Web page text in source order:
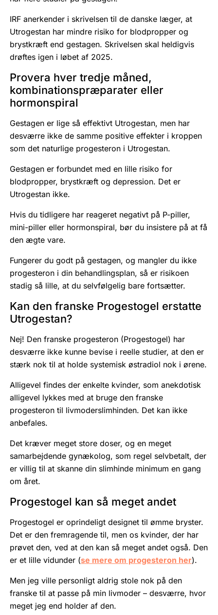
IRF anerkender i skrivelsen til de danske læger, at
Utrogestan har mindre risiko for blodpropper og
brystkræft end gestagen. Skrivelsen skal heldigvis
drøftes igen i løbet af 2025.
Provera hver tredje måned,
kombinationspræparater eller
hormonspiral
Gestagen er lige så effektivt Utrogestan, men har
desværre ikke de samme positive effekter i kroppen
som det naturlige progesteron i Utrogestan.
Gestagen er forbundet med en lille risiko for
blodpropper, brystkræft og depression. Det er
Utrogestan ikke.
Hvis du tidligere har reageret negativt på P-piller,
mini-piller eller hormonspiral, bør du insistere på at få
den ægte vare.
Fungerer du godt på gestagen, og mangler du ikke
progesteron i din behandlingsplan, så er risikoen
stadig så lille, at du selvfølgelig bare fortsætter.
Kan den franske Progestogel erstatte
Utrogestan?
Nej! Den franske progesteron (Progestogel) har
desværre ikke kunne bevise i reelle studier, at den er
stærk nok til at holde systemisk østradiol nok i ørene.
Alligevel findes der enkelte kvinder, som anekdotisk
alligevel lykkes med at bruge den franske
progesteron til livmoderslimhinden. Det kan ikke
anbefales.
Det kræver meget store doser, og en meget
samarbejdende gynækolog, som regel selvbetalt, der
er villig til at skanne din slimhinde minimum en gang
om året.
Progestogel kan så meget andet
Progestogel er oprindeligt designet til ømme bryster.
Det er den fremragende til, men os kvinder, der har
prøvet den, ved at den kan så meget andet også. Den
er et lille vidunder (se mere om progesteron her).
Men jeg ville personligt aldrig stole nok på den
franske til at passe på min livmoder – desværre, hvor
meget jeg end holder af den.